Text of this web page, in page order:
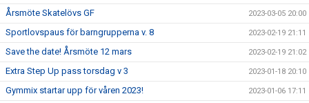
Årsmöte Skatelövs GF 2023-03-05 20:00
Sportlovspaus för barngrupperna v. 8 2023-02-19 21:11
Save the date! Årsmöte 12 mars 2023-02-19 21:02
Extra Step Up pass torsdag v 3 2023-01-18 20:10
Gymmix startar upp för våren 2023! 2023-01-06 17:11